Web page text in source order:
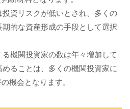
投資リスクが低いとされ、多くの
的な資産形成の手段として選択
機関投資家の数は年々増加して
ることは、多くの機関投資家に
機会となります。